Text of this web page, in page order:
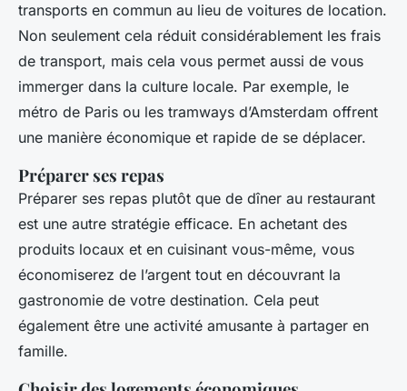
transports en commun au lieu de voitures de location.
Non seulement cela réduit considérablement les frais
de transport, mais cela vous permet aussi de vous
immerger dans la culture locale. Par exemple, le
métro de Paris ou les tramways d’Amsterdam offrent
une manière économique et rapide de se déplacer.
Préparer ses repas
Préparer ses repas plutôt que de dîner au restaurant
est une autre stratégie efficace. En achetant des
produits locaux et en cuisinant vous-même, vous
économiserez de l’argent tout en découvrant la
gastronomie de votre destination. Cela peut
également être une activité amusante à partager en
famille.